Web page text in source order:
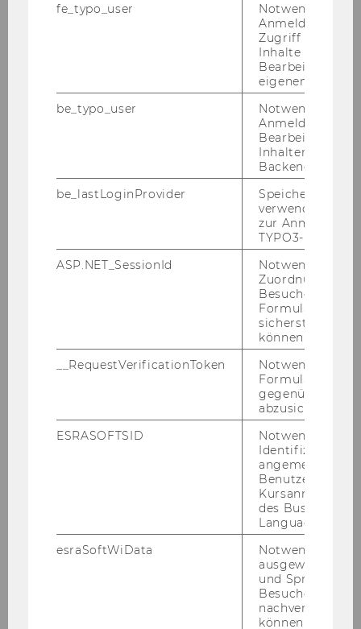
ICON•S Annual Conference 2026
L. Wer­de­ritsch, P. Schöff­mann und D. Schindl
tra­gen bei der ICON•S An­nu­al Con­fe­rence 2026
D. Schindl und M. Spit­zer be­ar­bei­ten im von
fe_typo_user
Notwendig für
Anmeldung und
Zugriff auf
Inhalte oder zur
Bearbeitung des
eigenen Profils.
be_typo_user
Notwendig für
Anmeldung und
Bearbeitung von
Inhalten im
Backend.
be_lastLoginProvider
Speichert die
verwendete
zur Anmeldung
TYPO3-Backend.
ASP.NET_SessionId
Notwendig, um
Zuordnung von
Besucher zu
sicherstellen zu
können.
__RequestVerificationToken
Notwendig, um
gegenüber
abzusichern.
ESRASOFTSID
Notwendig zur
Identifizierung
angemeldeten
Benutzers im
des Business
Language
esraSoftWiData
Notwendig um
ausgewählte
und
Besuchers
nachverfolgen
können.